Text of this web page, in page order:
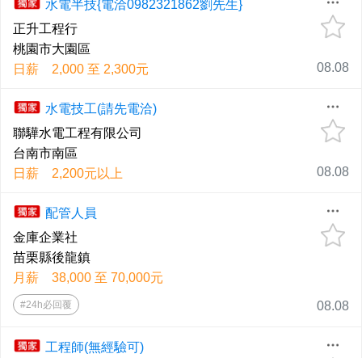
水電半技{電洽0982321862劉先生}
正升工程行
桃園市大園區
日薪 2,000 至 2,300元
08.08
水電技工(請先電洽)
聯驊水電工程有限公司
台南市南區
日薪 2,200元以上
08.08
配管人員
金庫企業社
苗栗縣後龍鎮
月薪 38,000 至 70,000元
#24h必回覆 08.08
工程師(無經驗可)